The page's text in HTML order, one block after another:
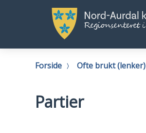
Nord-
Aurdal
kommune
Du
Forside Ofte brukt (lenker)
Partier